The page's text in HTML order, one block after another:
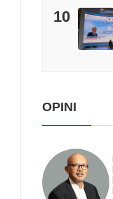
10
OPINI